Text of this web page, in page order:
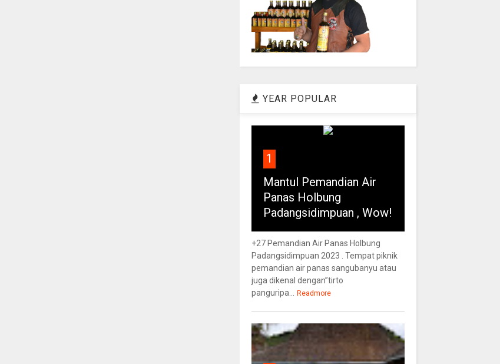
YEAR POPULAR
1
Mantul Pemandian Air
Panas Holbung
Padangsidimpuan , Wow!
+27 Pemandian Air Panas Holbung
Padangsidimpuan 2023 . Tempat piknik
pemandian air panas sangubanyu atau
juga dikenal dengan”tirto
panguripa... Readmore